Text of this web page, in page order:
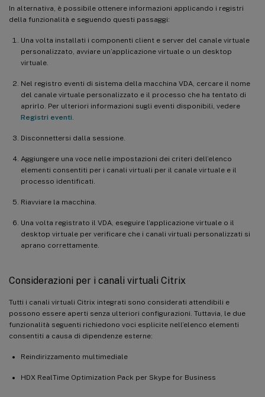
In alternativa, è possibile ottenere informazioni applicando i registri
della funzionalità e seguendo questi passaggi:
Una volta installati i componenti client e server del canale virtuale
personalizzato, avviare un’applicazione virtuale o un desktop
virtuale.
Nel registro eventi di sistema della macchina VDA, cercare il nome
del canale virtuale personalizzato e il processo che ha tentato di
aprirlo. Per ulteriori informazioni sugli eventi disponibili, vedere
Registri eventi
Disconnettersi dalla sessione.
Aggiungere una voce nelle impostazioni dei criteri dell’elenco
elementi consentiti per i canali virtuali per il canale virtuale e il
processo identificati.
Riavviare la macchina.
Una volta registrato il VDA, eseguire l’applicazione virtuale o il
desktop virtuale per verificare che i canali virtuali personalizzati si
aprano correttamente.
Considerazioni per i canali virtuali Citrix
Tutti i canali virtuali Citrix integrati sono considerati attendibili e
possono essere aperti senza ulteriori configurazioni. Tuttavia, le due
funzionalità seguenti richiedono voci esplicite nell’elenco elementi
consentiti a causa di dipendenze esterne:
Reindirizzamento multimediale
HDX RealTime Optimization Pack per Skype for Business